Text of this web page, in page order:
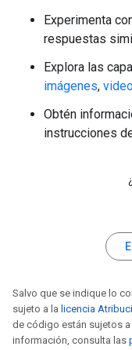
Experimenta
respuestas
Explora las
imágenes,
Obtén
instrucciones
Salvo que se indique lo
sujeto a la licencia
de código están sujetos a
información, consulta las